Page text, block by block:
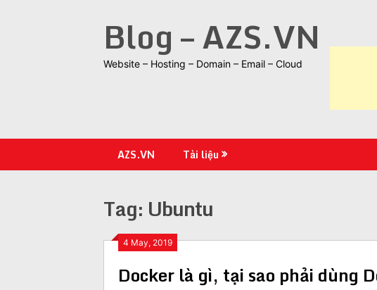
Blog – AZS.VN
Website – Hosting – Domain – Email – Cloud
AZS.VN Tài liệu
Tag: Ubuntu
4 May, 2019
Docker là gì, tại sao phải dùng